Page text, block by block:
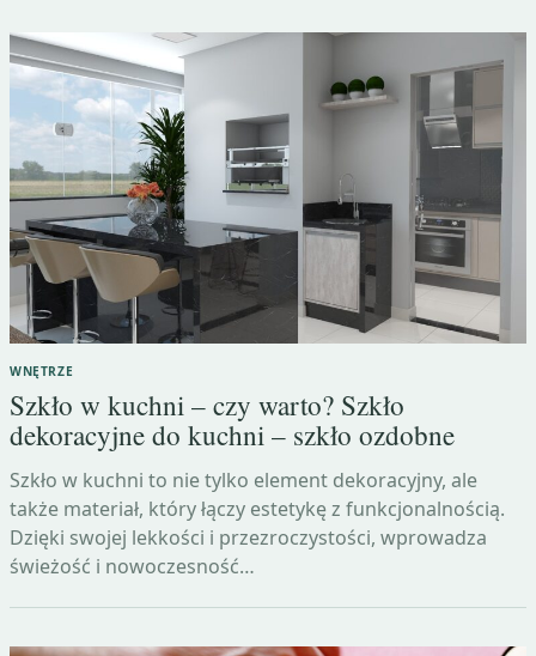
WNĘTRZE
Szkło w kuchni – czy warto? Szkło
dekoracyjne do kuchni – szkło ozdobne
Szkło w kuchni to nie tylko element dekoracyjny, ale
także materiał, który łączy estetykę z funkcjonalnością.
Dzięki swojej lekkości i przezroczystości, wprowadza
świeżość i nowoczesność…